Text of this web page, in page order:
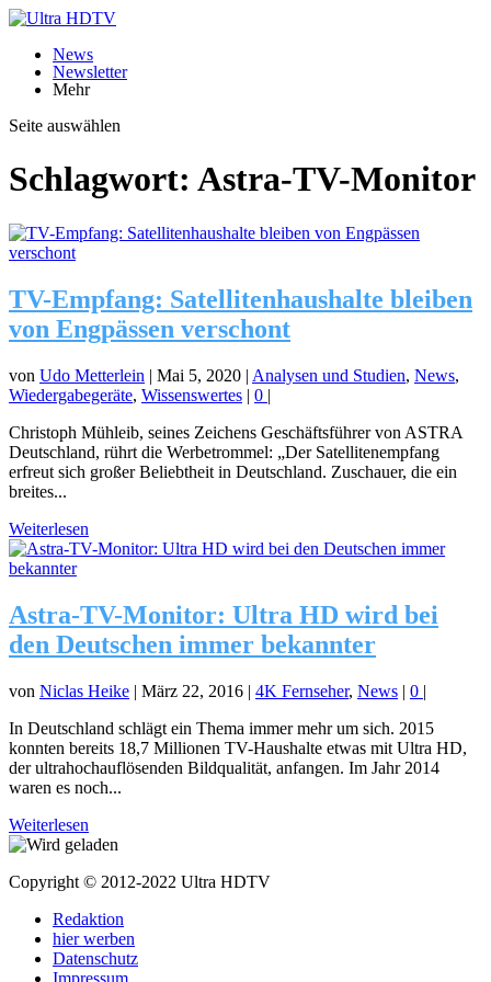
News
Newsletter
Mehr
Seite auswählen
Schlagwort: Astra-TV-Monitor
TV-Empfang: Satellitenhaushalte bleiben
von Engpässen verschont
von Udo Metterlein | Mai 5, 2020 | Analysen und Studien, News,
Wiedergabegeräte, Wissenswertes | 0 |
Christoph Mühleib, seines Zeichens Geschäftsführer von ASTRA
Deutschland, rührt die Werbetrommel: „Der Satellitenempfang
erfreut sich großer Beliebtheit in Deutschland. Zuschauer, die ein
breites...
Weiterlesen
Astra-TV-Monitor: Ultra HD wird bei
den Deutschen immer bekannter
von Niclas Heike | März 22, 2016 | 4K Fernseher, News | 0 |
In Deutschland schlägt ein Thema immer mehr um sich. 2015
konnten bereits 18,7 Millionen TV-Haushalte etwas mit Ultra HD,
der ultrahochauflösenden Bildqualität, anfangen. Im Jahr 2014
waren es noch...
Weiterlesen
Copyright © 2012-2022 Ultra HDTV
Redaktion
hier werben
Datenschutz
Impressum